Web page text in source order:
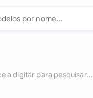
a digitar para pesquisar...